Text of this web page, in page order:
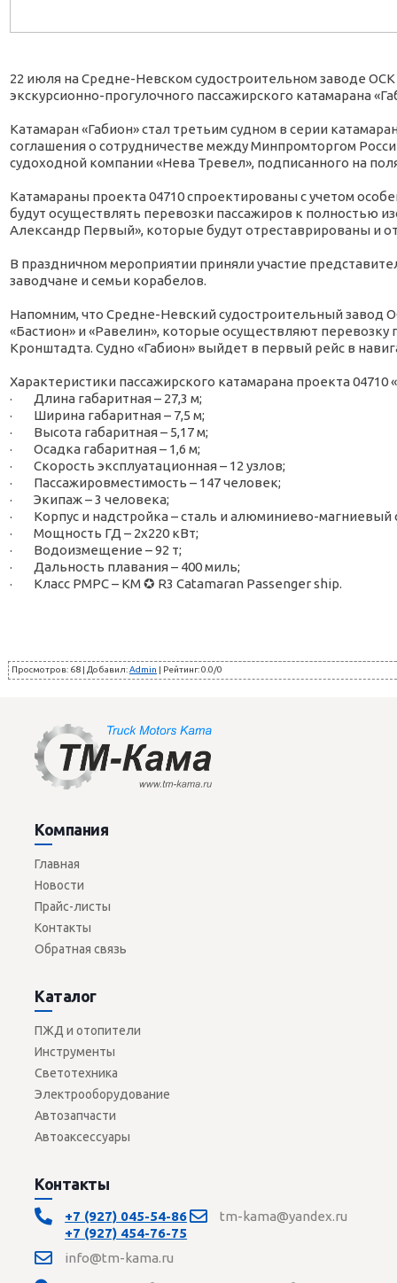
22 июля на Средне-Невском судостроительном заводе
экскурсионно-прогулочного пассажирского катамарана
Катамаран «Габион» стал третьим судном в серии
соглашения о сотрудничестве между Минпромторгом
судоходной компании «Нева Тревел», подписанного на
Катамараны проекта 04710 спроектированы с учетом
будут осуществлять перевозки пассажиров к полностью
Александр Первый», которые будут отреставрированы и
В праздничном мероприятии приняли участие
заводчане и семьи корабелов.
Напомним, что Средне-Невский судостроительный завод
«Бастион» и «Равелин», которые осуществляют
Кронштадта. Судно «Габион» выйдет в первый рейс в
Характеристики пассажирского катамарана проекта 04710
· Длина габаритная – 27,3 м;
· Ширина габаритная – 7,5 м;
· Высота габаритная – 5,17 м;
· Осадка габаритная – 1,6 м;
· Скорость эксплуатационная – 12 узлов;
· Пассажировместимость – 147 человек;
· Экипаж – 3 человека;
· Корпус и надстройка – сталь и алюминиево-магниевый
· Мощность ГД – 2x220 кВт;
· Водоизмещение – 92 т;
· Дальность плавания – 400 миль;
· Класс РМРС – КМ ✪ R3 Сatamaran Passenger ship.
Просмотров: 68| Добавил:Admin | Рейтинг:0.0/0
Компания
Главная
Новости
Прайс-листы
Контакты
Обратная связь
Каталог
ПЖД и отопители
Инструменты
Светотехника
Электрооборудование
Автозапчасти
Автоаксессуары
Контакты
+7 (927) 045-54-86
+7 (927) 454-76-75
tm-kama@yandex.ru
info@tm-kama.ru